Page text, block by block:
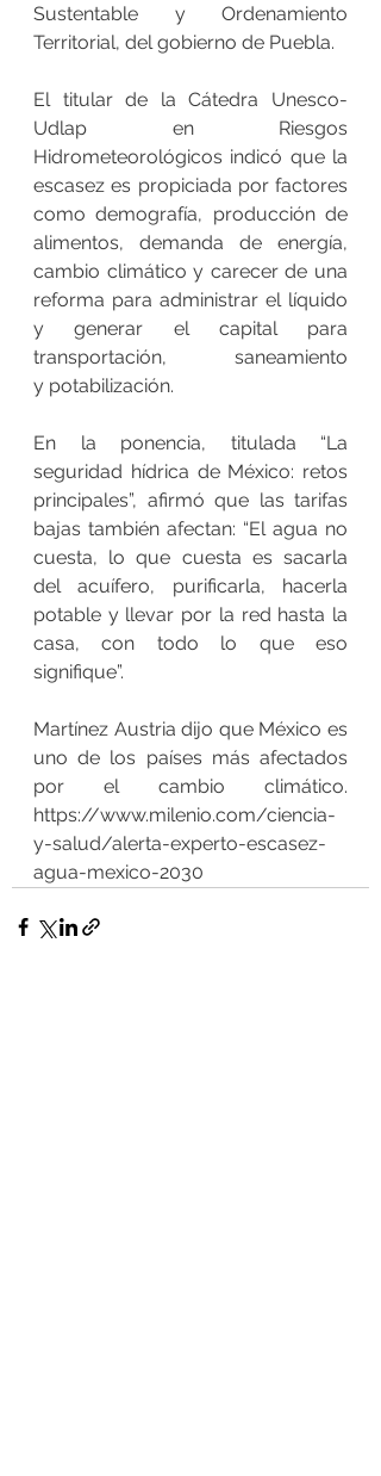
Sustentable y Ordenamiento
Territorial, del gobierno de Puebla.
El titular de la Cátedra Unesco-
Udlap en Riesgos
Hidrometeorológicos indicó que la
escasez es propiciada por factores
como demografía, producción de
alimentos, demanda de energía,
cambio climático y carecer de una
reforma para administrar el líquido
y generar el capital para
transportación, saneamiento
y potabilización.
En la ponencia, titulada “La
seguridad hídrica de México: retos
principales”, afirmó que las tarifas
bajas también afectan: “El agua no
cuesta, lo que cuesta es sacarla
del acuífero, purificarla, hacerla
potable y llevar por la red hasta la
casa, con todo lo que eso
signifique”.
Martínez Austria dijo que México es
uno de los países más afectados
por el cambio climático.
https://www.milenio.com/ciencia-
y-salud/alerta-experto-escasez-
agua-mexico-2030